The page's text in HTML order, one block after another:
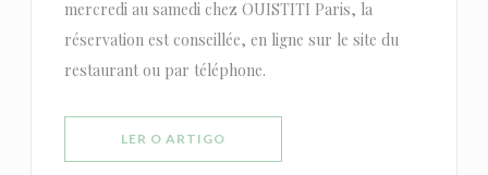
mercredi au samedi chez OUISTITI Paris, la
réservation est conseillée, en ligne sur le site du
restaurant ou par téléphone.
LER O ARTIGO((ABRE NUMA NOVA JANELA))